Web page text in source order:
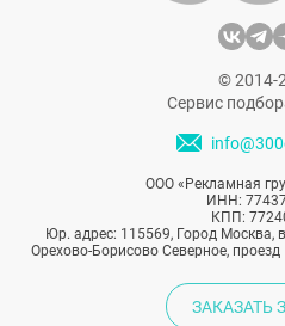
© 2014-
Сервис
ООО «Рекламная
ИНН:
КПП:
Юр. адрес: 115569, Город Москва,
Орехово-Борисово Северное,
ЗАКАЗАТЬ